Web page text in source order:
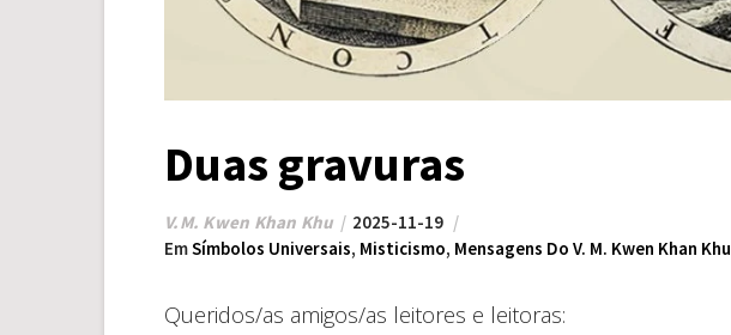
Duas gravuras
V.M. Kwen Khan Khu
2025-11-19
EmSímbolos Universais, Misticismo, Mensagens Do V. M. Kwen Khan Khu
Queridos/as amigos/as leitores e leitoras: